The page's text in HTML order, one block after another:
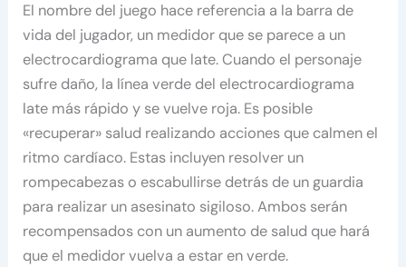
El nombre del juego hace referencia a la barra de
vida del jugador, un medidor que se parece a un
electrocardiograma que late. Cuando el personaje
sufre daño, la línea verde del electrocardiograma
late más rápido y se vuelve roja. Es posible
«recuperar» salud realizando acciones que calmen el
ritmo cardíaco. Estas incluyen resolver un
rompecabezas o escabullirse detrás de un guardia
para realizar un asesinato sigiloso. Ambos serán
recompensados ​​con un aumento de salud que hará
que el medidor vuelva a estar en verde.